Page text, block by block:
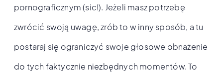
pornograficznym (sic!). Jeżeli masz potrzebę
zwrócić swoją uwagę, zrób to w inny sposób, a tu
postaraj się ograniczyć swoje głosowe obnażenie
do tych faktycznie niezbędnych momentów. To